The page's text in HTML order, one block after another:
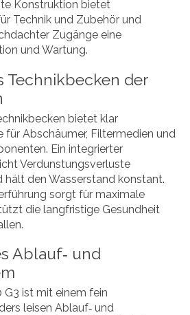
Konstruktion bietet
Technik und Zubehör und
Zugänge eine
und Wartung.
Technikbecken der
bietet klar
für Abschäumer, Filtermedien und
Ein integrierter
Verdunstungsverluste
hält den Wasserstand konstant.
sorgt für maximale
die langfristige Gesundheit
Ablauf‑ und
G3 ist mit einem fein
leisen Ablauf‑ und